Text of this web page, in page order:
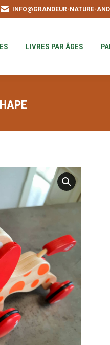
INFO@GRANDEUR-NATURE-
LIVRES PAR ÂGES
ÂGES LIVRES PAR ÂGES